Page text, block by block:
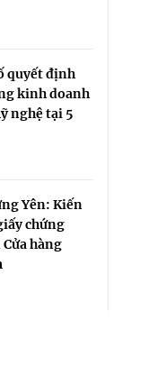
quyết định
kinh doanh
nghệ tại 5
Yên: Kiến
chứng
hàng